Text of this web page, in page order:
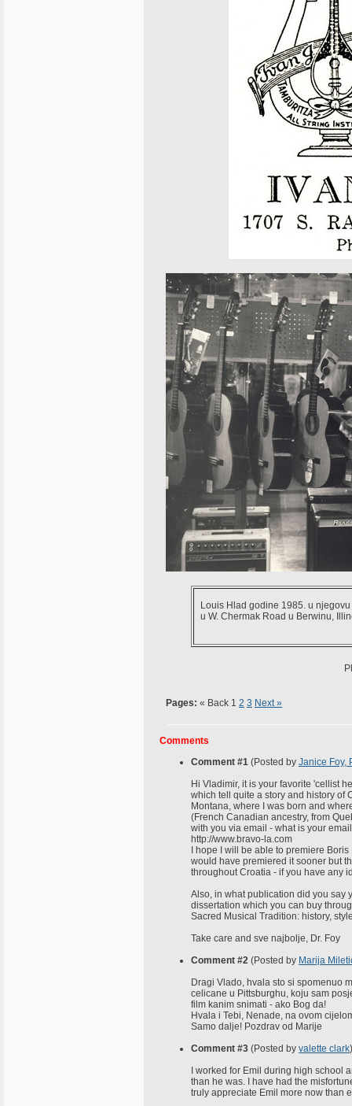
Louis Hlad godine 1985. u
u W. Chermak Road u Berwinu,
Pages: « Back 1 2 3 Next »
Comments
Comment #1 (Posted by Janice Foy,
Hi Vladimir, it is your favorite 'cellist
which tell quite a story and history of
Montana, where I was born and
(French Canadian ancestry, from
with you via email - what is your
http://www.bravo-la.com
I hope I will be able to premiere
would have premiered it sooner but
throughout Croatia - if you have any
Also, in what publication did you say
dissertation which you can buy
Sacred Musical Tradition: history,
Take care and sve najbolje, Dr. Foy
Comment #2 (Posted by Marija
Dragi Vlado, hvala sto si spomenuo
celicane u Pittsburghu, koju sam
film kanim snimati - ako Bog da!
Hvala i Tebi, Nenade, na ovom
Samo dalje! Pozdrav od Marije
Comment #3 (Posted by valette clark)
I worked for Emil during high school
than he was. I have had the
truly appreciate Emil more now than